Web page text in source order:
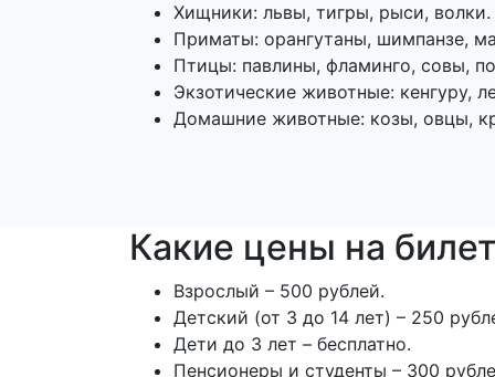
Хищники: львы, тигры, рыси, волки.
Приматы: орангутаны, шимпанзе,
Птицы: павлины, фламинго, совы,
Экзотические животные: кенгуру,
Домашние животные: козы, овцы,
Какие цены на
Взрослый – 500 рублей.
Детский (от 3 до 14 лет) – 250
Дети до 3 лет – бесплатно.
Пенсионеры и студенты – 300